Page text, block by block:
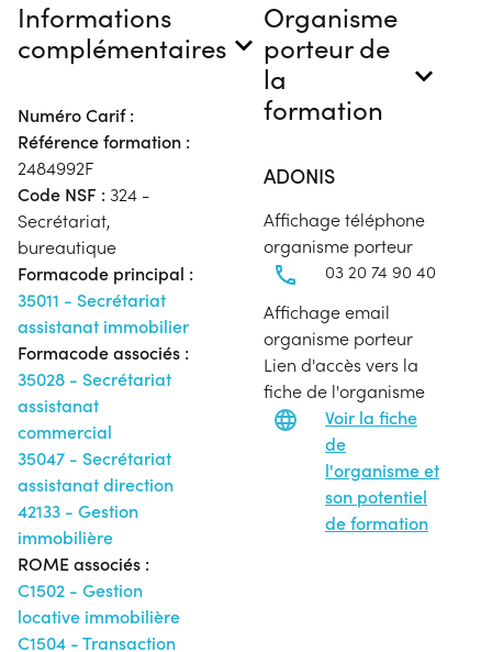
Informations
complémentaires
Numéro Carif :
Référence formation :
2484992F
Code NSF : 324 -
Secrétariat,
bureautique
Formacode principal :
35011 - Secrétariat
assistanat immobilier
Formacode associés :
35028 - Secrétariat
assistanat
commercial
35047 - Secrétariat
assistanat direction
42133 - Gestion
immobilière
ROME associés :
C1502 - Gestion
locative immobilière
C1504 - Transaction
Organisme
porteur de
la
formation
ADONIS
Affichage téléphone
organisme porteur
03 20 74 90 40
Affichage email
organisme porteur
Lien d'accès vers la
fiche de l'organisme
Voir la fiche
de
l'organisme et
son potentiel
de formation